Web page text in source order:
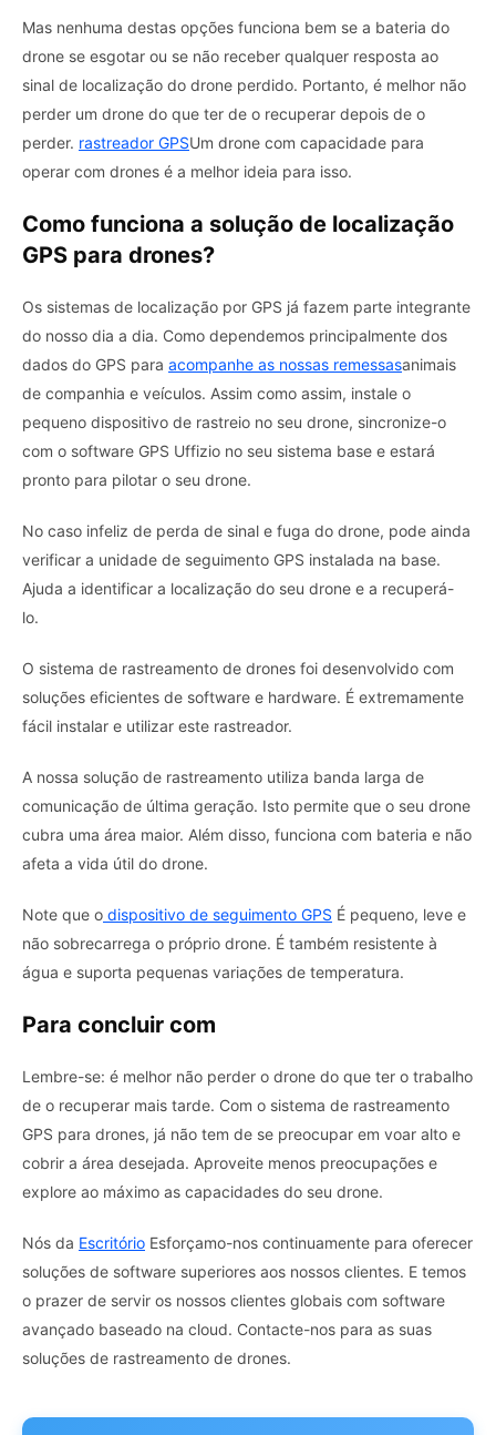
Mas nenhuma destas opções funciona bem se a bateria do
drone se esgotar ou se não receber qualquer resposta ao
sinal de localização do drone perdido. Portanto, é melhor não
perder um drone do que ter de o recuperar depois de o
perder. rastreador GPSUm drone com capacidade para
operar com drones é a melhor ideia para isso.
Como funciona a solução de localização
GPS para drones?
Os sistemas de localização por GPS já fazem parte integrante
do nosso dia a dia. Como dependemos principalmente dos
dados do GPS para acompanhe as nossas remessasanimais
de companhia e veículos. Assim como assim, instale o
pequeno dispositivo de rastreio no seu drone, sincronize-o
com o software GPS Uffizio no seu sistema base e estará
pronto para pilotar o seu drone.
No caso infeliz de perda de sinal e fuga do drone, pode ainda
verificar a unidade de seguimento GPS instalada na base.
Ajuda a identificar a localização do seu drone e a recuperá-
lo.
O sistema de rastreamento de drones foi desenvolvido com
soluções eficientes de software e hardware. É extremamente
fácil instalar e utilizar este rastreador.
A nossa solução de rastreamento utiliza banda larga de
comunicação de última geração. Isto permite que o seu drone
cubra uma área maior. Além disso, funciona com bateria e não
afeta a vida útil do drone.
Note que o dispositivo de seguimento GPS É pequeno, leve e
não sobrecarrega o próprio drone. É também resistente à
água e suporta pequenas variações de temperatura.
Para concluir com
Lembre-se: é melhor não perder o drone do que ter o trabalho
de o recuperar mais tarde. Com o sistema de rastreamento
GPS para drones, já não tem de se preocupar em voar alto e
cobrir a área desejada. Aproveite menos preocupações e
explore ao máximo as capacidades do seu drone.
Nós da Escritório Esforçamo-nos continuamente para oferecer
soluções de software superiores aos nossos clientes. E temos
o prazer de servir os nossos clientes globais com software
avançado baseado na cloud. Contacte-nos para as suas
soluções de rastreamento de drones.